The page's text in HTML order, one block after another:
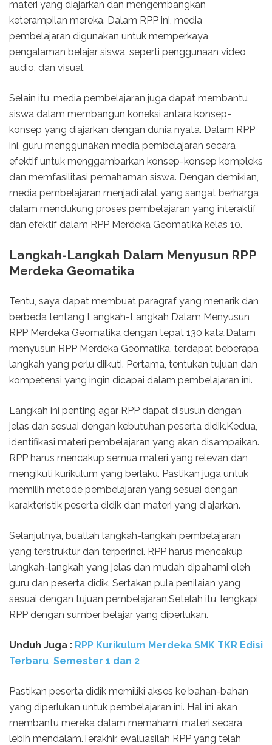
materi yang diajarkan dan mengembangkan
keterampilan mereka. Dalam RPP ini, media
pembelajaran digunakan untuk memperkaya
pengalaman belajar siswa, seperti penggunaan video,
audio, dan visual.
Selain itu, media pembelajaran juga dapat membantu
siswa dalam membangun koneksi antara konsep-
konsep yang diajarkan dengan dunia nyata. Dalam RPP
ini, guru menggunakan media pembelajaran secara
efektif untuk menggambarkan konsep-konsep kompleks
dan memfasilitasi pemahaman siswa. Dengan demikian,
media pembelajaran menjadi alat yang sangat berharga
dalam mendukung proses pembelajaran yang interaktif
dan efektif dalam RPP Merdeka Geomatika kelas 10.
Langkah-Langkah Dalam Menyusun RPP
Merdeka Geomatika
Tentu, saya dapat membuat paragraf yang menarik dan
berbeda tentang Langkah-Langkah Dalam Menyusun
RPP Merdeka Geomatika dengan tepat 130 kata.Dalam
menyusun RPP Merdeka Geomatika, terdapat beberapa
langkah yang perlu diikuti. Pertama, tentukan tujuan dan
kompetensi yang ingin dicapai dalam pembelajaran ini.
Langkah ini penting agar RPP dapat disusun dengan
jelas dan sesuai dengan kebutuhan peserta didik.Kedua,
identifikasi materi pembelajaran yang akan disampaikan.
RPP harus mencakup semua materi yang relevan dan
mengikuti kurikulum yang berlaku. Pastikan juga untuk
memilih metode pembelajaran yang sesuai dengan
karakteristik peserta didik dan materi yang diajarkan.
Selanjutnya, buatlah langkah-langkah pembelajaran
yang terstruktur dan terperinci. RPP harus mencakup
langkah-langkah yang jelas dan mudah dipahami oleh
guru dan peserta didik. Sertakan pula penilaian yang
sesuai dengan tujuan pembelajaran.Setelah itu, lengkapi
RPP dengan sumber belajar yang diperlukan.
Unduh Juga : RPP Kurikulum Merdeka SMK TKR Edisi
Terbaru Semester 1 dan 2
Pastikan peserta didik memiliki akses ke bahan-bahan
yang diperlukan untuk pembelajaran ini. Hal ini akan
membantu mereka dalam memahami materi secara
lebih mendalam.Terakhir, evaluasilah RPP yang telah